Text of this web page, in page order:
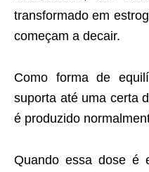
transformado em
começam a decair.
Como forma de
suporta até uma certa
é produzido
Quando essa dose é